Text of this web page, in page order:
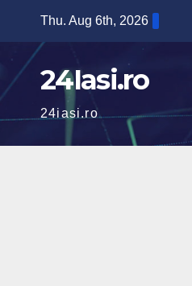
content
Thu. Aug 6th, 2026
24Iasi.ro
24iasi.ro